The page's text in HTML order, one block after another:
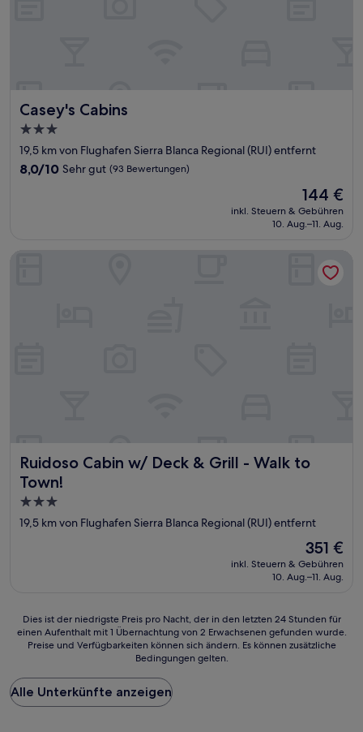
Casey's Cabins
Casey's Cabins
3.0-
Sterne-
Unterkunft
19,5 km von Flughafen Sierra Blanca Regional (RUI) entfernt
8.0
Bewertungen)
8,0/10 Sehr gut (93 Bewertungen)
Der
Preis
beträgt
144 €
inkl. Steuern & Gebühren
10. Aug.–11. Aug.
Ruidoso Cabin w/ Deck & Grill - Walk to
Town!
Ruidoso Cabin w/ Deck & Grill - Walk to Town!
3.0-
Sterne-
19,5 km von Flughafen Sierra Blanca Regional (RUI) entfernt
Der
Preis
beträgt
351 €
inkl. Steuern & Gebühren
10. Aug.–11. Aug.
Ruidoso Cabin w/ Deck & Grill - Walk to Town!
Dies
ist
Preis
pro
Nacht,
Dies ist der niedrigste Preis pro Nacht, der in den letzten 24 Stunden für
einen Aufenthalt mit 1 Übernachtung von 2 Erwachsenen gefunden wurde.
Preise und Verfügbarkeiten können sich ändern. Es können zusätzliche
Bedingungen gelten.
Alle Unterkünfte anzeigen